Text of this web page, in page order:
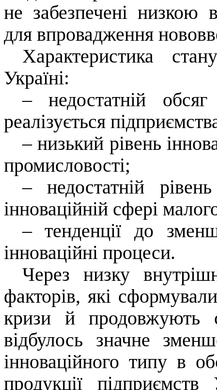
не забезпечені низкою
для впровадження
Характеристика
Україні:
–недостатній
реалізується
–низький рівень
промисловості;
–недостатній
інноваційній сфері
–тенденції до
інноваційні процеси.
Через низку
факторів, які
кризи й продовжують
відбулось значне
інноваційного типу в
продукції підприємств